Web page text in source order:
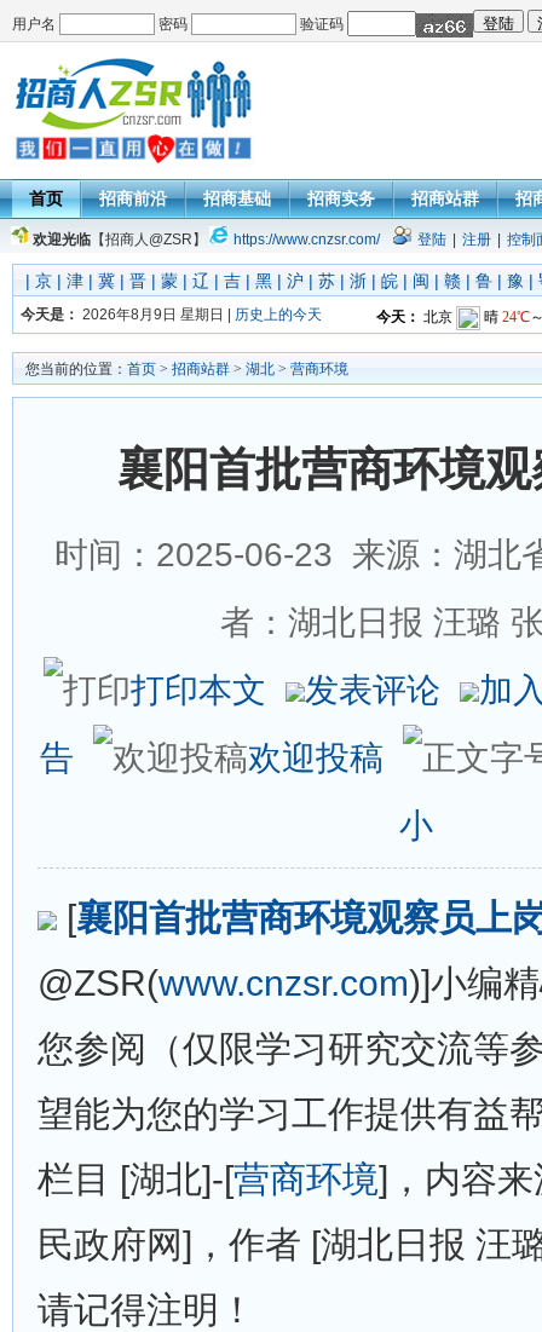
用户名 密码 验证码
首页 招商前沿 招商基础 招商实务 招商站群 招
欢迎光临 【招商人@ZSR】 https://www.cnzsr.com/ 登陆 注册 控制
| 京 | 津 | 冀 | 晋 | 蒙 | 辽 | 吉 | 黑 | 沪 | 苏 | 浙 | 皖 | 闽 | 赣 | 鲁 | 豫 |
今天是： 2026年8月9日 星期日 | 历史上的今天
您当前的位置： 首页 > 招商站群 > 湖北 > 营商环境
襄阳首批营商环境
时间：2025-06-23 来源：湖北
者：湖北日报 汪璐
打印本文
发表评论
加
告
欢迎投稿
小
[襄阳首批营商环境观察员上
@ZSR(www.cnzsr.com)]小编
您参阅（仅限学习研究交流等
望能为您的学习工作提供有益
栏目 [湖北]-[营商环境]，内容
民政府网]，作者 [湖北日报 汪
请记得注明！